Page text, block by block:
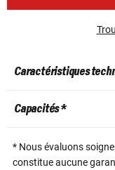
Caractéristiques
Capacités *
* Nous évaluons
constitue aucune